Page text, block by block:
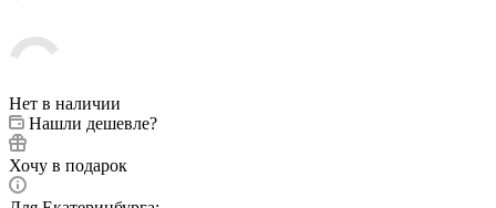
Нет в наличии
Нашли дешевле?
Хочу в подарок